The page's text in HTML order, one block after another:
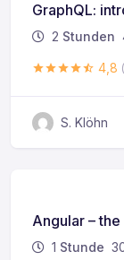
GraphQL:
2 Stunden
4,8
S. Klöhn
Angular –
1 Stunde